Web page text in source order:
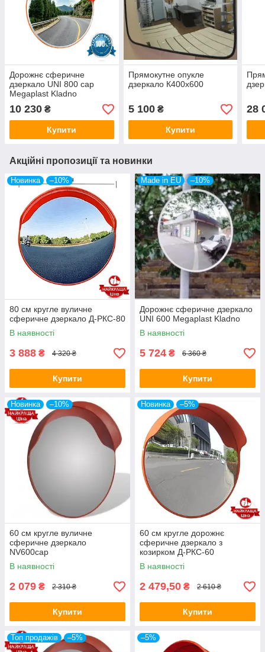
Дорожнє сферичне
дзеркало UNI 800 cap
Megaplast Kladno
10 230 ₴
Купити
Прямокутне опукле
дзеркало К400х600
5 100₴
Купити
28
Акційні пропозиції та новинки
Новинка –10%
80 см кругле вуличне
сферичне дзеркало Д-РКС-80
В наявності
3 888 ₴ 4 320 ₴
Купити
Made in EU –10%
Дорожнє сферичне дзеркало
UNI 600 Megaplast Kladno
В наявності
5 724 ₴ 6 360 ₴
Купити
Новинка –10%
60 см кругле вуличне
сферичне дзеркало
NV600cap
В наявності
2 079 ₴ 2 310 ₴
Купити
Новинка –5%
60 см кругле дорожнє
сферичне дзеркало з
козирком Д-РКС-60
В наявності
2 479,50 ₴ 2 610 ₴
Купити
Топ продажів –5% –5%